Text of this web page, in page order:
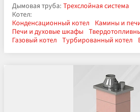
Дымовая труба: Трехслойная система
Котел:
Конденсационный котел Камины и
Печи и духовые шкафы
Газовый котел Турбированный котел